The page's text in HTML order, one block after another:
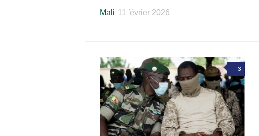
Mali 11 février 2026
3